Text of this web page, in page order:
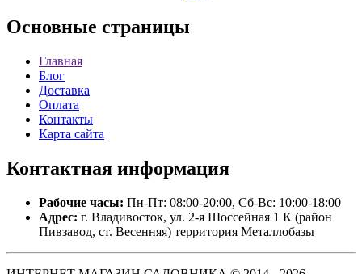
Основные страницы
Главная
Блог
Доставка
Оплата
Контакты
Карта сайта
Контактная информация
Рабочие часы: Пн-Пт: 08:00-20:00, Сб-Вс: 10:00-18:00
Адрес: г. Владивосток, ул. 2-я Шоссейная 1 К (район
Пивзавод, ст. Весенняя) территория Металлобазы